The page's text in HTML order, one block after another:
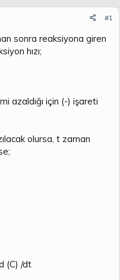
r
#1
sonra reaksiyona giren
hızı;
azaldığı için (-) işareti
olursa, t zaman
(C) /dt